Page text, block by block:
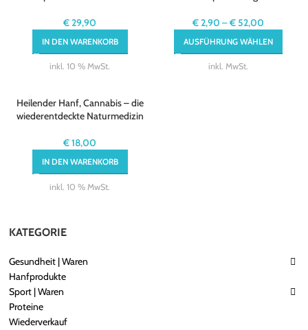
KATEGORIE
Gesundheit | Waren
Hanfprodukte
Sport | Waren
Proteine
Wiederverkauf
€29,90
IN DEN WARENKORB
inkl. 10 % MwSt.
€2,90 –€52,00
AUSFÜHRUNG WÄHLEN
inkl. MwSt.
Heilender Hanf, Cannabis – die
wiederentdeckte Naturmedizin
€18,00
IN DEN WARENKORB
inkl. 10 % MwSt.